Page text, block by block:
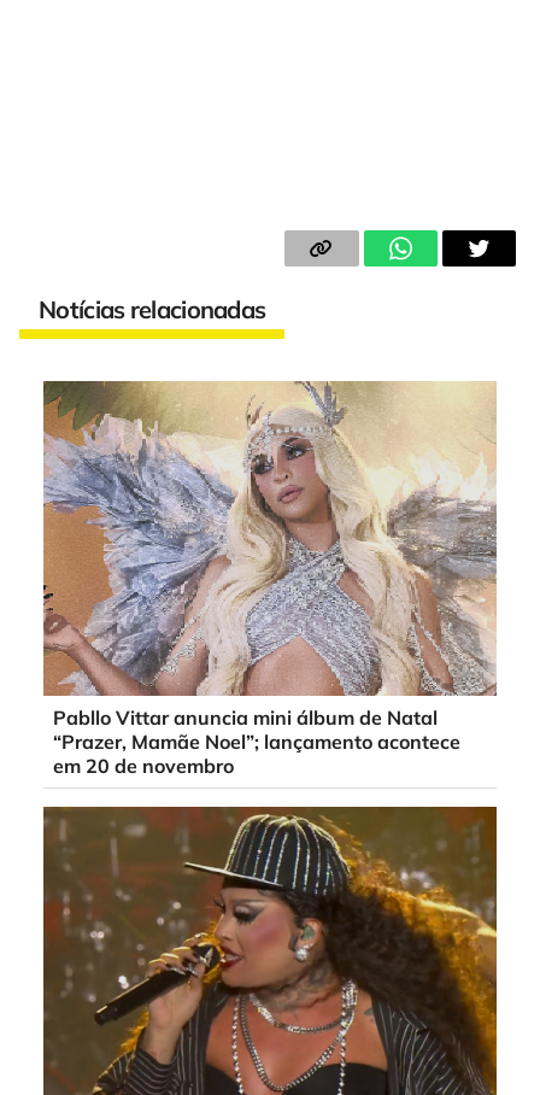
Notícias relacionadas
Pabllo Vittar anuncia mini álbum de Natal
“Prazer, Mamãe Noel”; lançamento acontece
em 20 de novembro